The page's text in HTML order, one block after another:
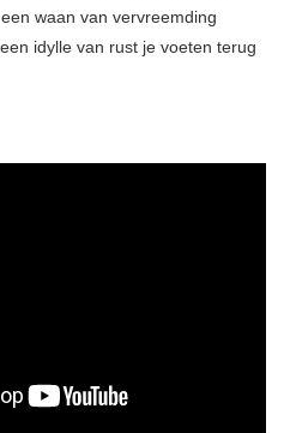
waan van vervreemding
idylle van rust je voeten terug